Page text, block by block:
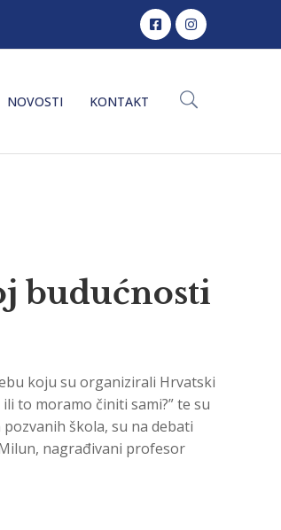
NOVOSTI KONTAKT
budućnosti
koju su organizirali Hrvatski
to moramo činiti sami?” te su
škola, su na debati
nagrađivani profesor